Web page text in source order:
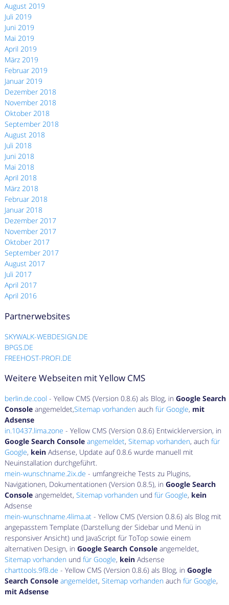
August 2019
Juli 2019
Juni 2019
Mai 2019
April 2019
März 2019
Februar 2019
Januar 2019
Dezember 2018
November 2018
Oktober 2018
September 2018
August 2018
Juli 2018
Juni 2018
Mai 2018
April 2018
März 2018
Februar 2018
Januar 2018
Dezember 2017
November 2017
Oktober 2017
September 2017
August 2017
Juli 2017
April 2017
April 2016
Partnerwebsites
SKYWALK-WEBDESIGN.DE
BPGS.DE
FREEHOST-PROFI.DE
Weitere Webseiten mit Yellow CMS
berlin.de.cool - Yellow CMS (Version 0.8.6) als Blog, inGoogle Search
Console angemeldet,Sitemap vorhanden auchfür Google, mit
Adsense
in.10437.lima.zone - Yellow CMS (Version 0.8.6) Entwicklerversion, in
Google Search Console angemeldet,Sitemap vorhanden, auchfür
Google, kein Adsense, Update auf 0.8.6 wurde manuell mit
Neuinstallation durchgeführt.
mein-wunschname.2ix.de - umfangreiche Tests zu Plugins,
Navigationen, Dokumentationen (Version 0.8.5), inGoogle Search
Console angemeldet,Sitemap vorhanden undfür Google, kein
Adsense
mein-wunschname.4lima.at - Yellow CMS (Version 0.8.6) als Blog mit
angepasstem Template (Darstellung der Sidebar und Menü in
responsiver Ansicht) und JavaScript für ToTop sowie einem
alternativen Design, inGoogle Search Console angemeldet,
Sitemap vorhanden undfür Google, kein Adsense
charttools.9f8.de - Yellow CMS (Version 0.8.6) als Blog, inGoogle
Search Console angemeldet,Sitemap vorhanden auchfür Google,
mit Adsense